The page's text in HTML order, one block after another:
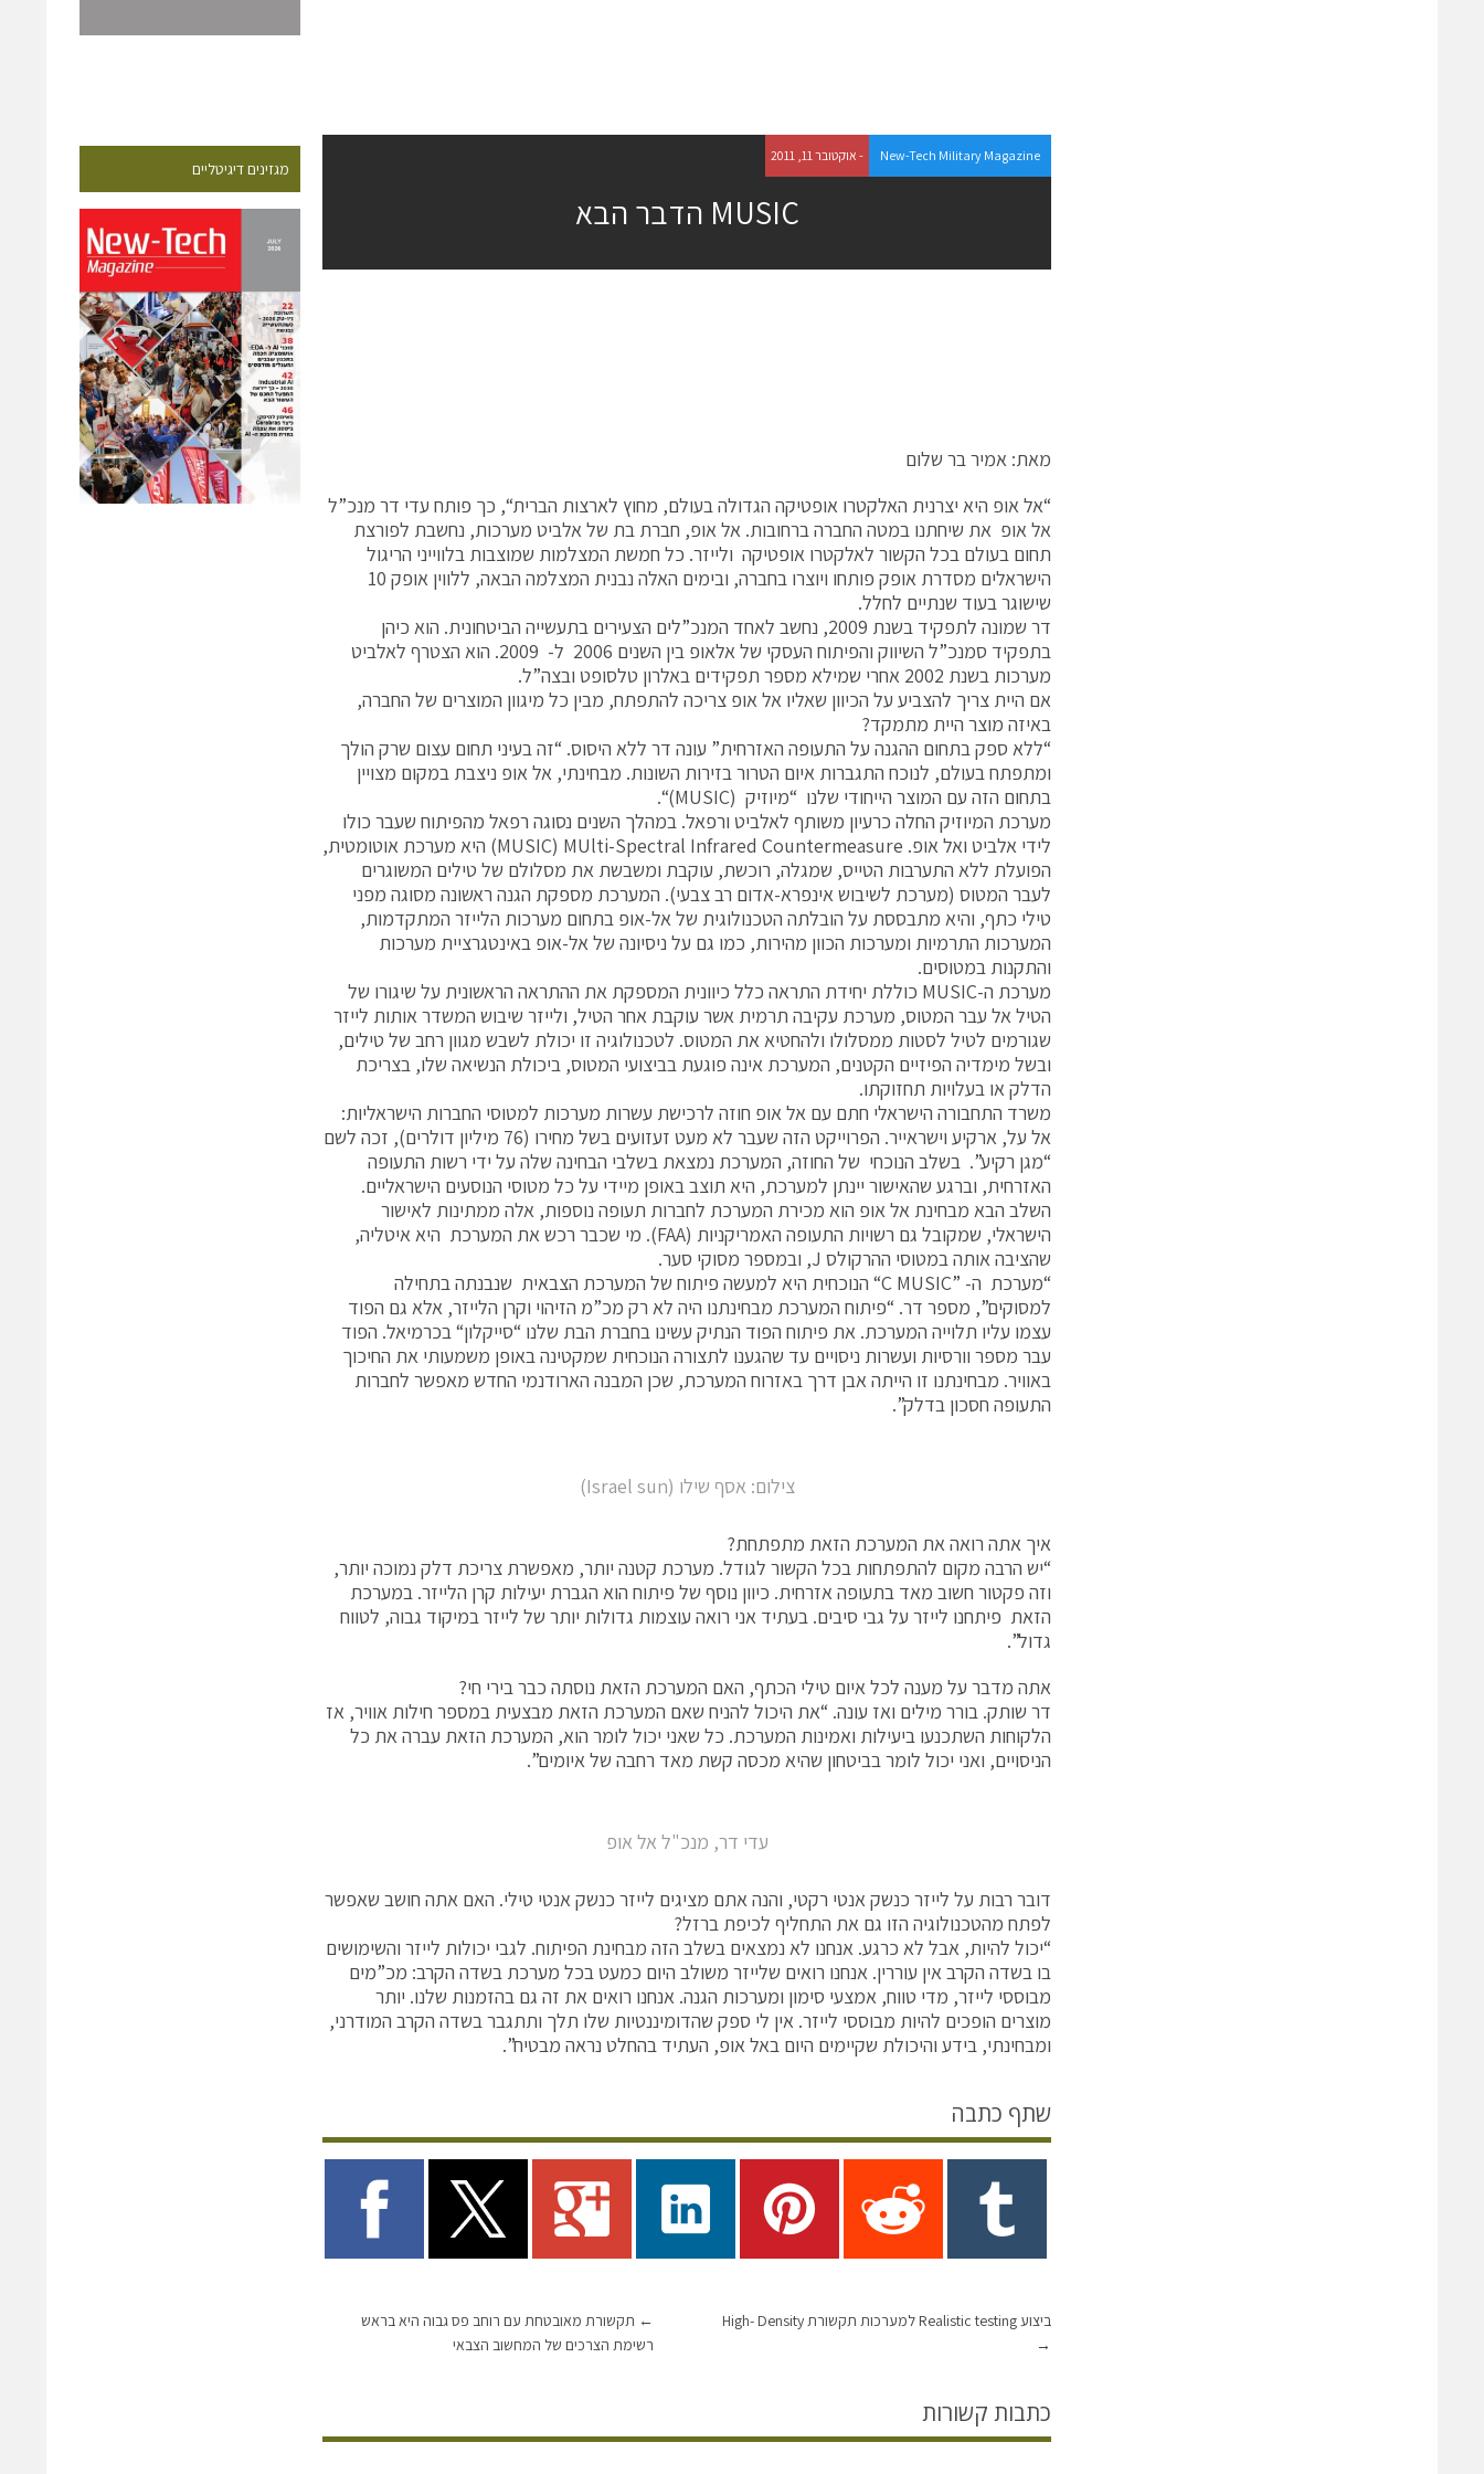
מגזינים דיגיטליים
New-Tech Military Magazine - אוקטובר 11, 2011
MUSIC הדבר הבא
מאת: אמיר בר שלום
“אל אופ היא יצרנית האלקטרו אופטיקה הגדולה בעולם, מחוץ לארצות הברית“, כך פותח עדי דר מנכ”ל
אל אופ את שיחתנו במטה החברה ברחובות. אל אופ, חברת בת של אלביט מערכות, נחשבת לפורצת
תחום בעולם בכל הקשור לאלקטרו אופטיקה ולייזר. כל חמשת המצלמות שמוצבות בלווייני הריגול
הישראלים מסדרת אופק פותחו ויוצרו בחברה, ובימים האלה נבנית המצלמה הבאה, ללווין אופק 10
שישוגר בעוד שנתיים לחלל.
דר שמונה לתפקיד בשנת 2009, נחשב לאחד המנכ”לים הצעירים בתעשייה הביטחונית. הוא כיהן
בתפקיד סמנכ”ל השיווק והפיתוח העסקי של אלאופ בין השנים 2006 ל- 2009. הוא הצטרף לאלביט
מערכות בשנת 2002 אחרי שמילא מספר תפקידים באלרון טלסופט ובצה”ל.
אם היית צריך להצביע על הכיוון שאליו אל אופ צריכה להתפתח, מבין כל מיגוון המוצרים של החברה,
באיזה מוצר היית מתמקד?
“ללא ספק בתחום ההגנה על התעופה האזרחית” עונה דר ללא היסוס. “זה בעיני תחום עצום שרק הולך
ומתפתח בעולם, לנוכח התגברות איום הטרור בזירות השונות. מבחינתי, אל אופ ניצבת במקום מצויין
בתחום הזה עם המוצר הייחודי שלנו “מיוזיק (MUSIC)“.
מערכת המיוזיק החלה כרעיון משותף לאלביט ורפאל. במהלך השנים נסוגה רפאל מהפיתוח שעבר כולו
לידי אלביט ואל אופ. MUSIC) MUlti-Spectral Infrared Countermeasure) היא מערכת אוטומטית,
הפועלת ללא התערבות הטייס, שמגלה, רוכשת, עוקבת ומשבשת את מסלולם של טילים המשוגרים
לעבר המטוס (מערכת לשיבוש אינפרא-אדום רב צבעי). המערכת מספקת הגנה ראשונה מסוגה מפני
טילי כתף, והיא מתבססת על הובלתה הטכנולוגית של אל-אופ בתחום מערכות הלייזר המתקדמות,
המערכות התרמיות ומערכות הכוון מהירות, כמו גם על ניסיונה של אל-אופ באינטגרציית מערכות
והתקנות במטוסים.
מערכת ה-MUSIC כוללת יחידת התראה כלל כיוונית המספקת את ההתראה הראשונית על שיגורו של
הטיל אל עבר המטוס, מערכת עקיבה תרמית אשר עוקבת אחר הטיל, ולייזר שיבוש המשדר אותות לייזר
שגורמים לטיל לסטות ממסלולו ולהחטיא את המטוס. לטכנולוגיה זו יכולת לשבש מגוון רחב של טילים,
ובשל מימדיה הפיזיים הקטנים, המערכת אינה פוגעת בביצועי המטוס, ביכולת הנשיאה שלו, בצריכת
הדלק או בעלויות תחזוקתו.
משרד התחבורה הישראלי חתם עם אל אופ חוזה לרכישת עשרות מערכות למטוסי החברות הישראליות:
אל על, ארקיע וישראייר. הפרוייקט הזה שעבר לא מעט זעזועים בשל מחירו (76 מיליון דולרים), זכה לשם
“מגן רקיע”. בשלב הנוכחי של החוזה, המערכת נמצאת בשלבי הבחינה שלה על ידי רשות התעופה
האזרחית, וברגע שהאישור יינתן למערכת, היא תוצב באופן מיידי על כל מטוסי הנוסעים הישראליים.
השלב הבא מבחינת אל אופ הוא מכירת המערכת לחברות תעופה נוספות, אלה ממתינות לאישור
הישראלי, שמקובל גם רשויות התעופה האמריקניות (FAA). מי שכבר רכש את המערכת היא איטליה,
שהציבה אותה במטוסי ההרקולס J, ובמספר מסוקי סער.
“מערכת ה- ”C MUSIC“ הנוכחית היא למעשה פיתוח של המערכת הצבאית שנבנתה בתחילה
למסוקים”, מספר דר. “פיתוח המערכת מבחינתנו היה לא רק מכ”מ הזיהוי וקרן הלייזר, אלא גם הפוד
עצמו עליו תלוייה המערכת. את פיתוח הפוד הנתיק עשינו בחברת הבת שלנו “סייקלון“ בכרמיאל. הפוד
עבר מספר וורסיות ועשרות ניסויים עד שהגענו לתצורה הנוכחית שמקטינה באופן משמעותי את החיכוך
באוויר. מבחינתנו זו הייתה אבן דרך באזרוח המערכת, שכן המבנה הארודנמי החדש מאפשר לחברות
התעופה חסכון בדלק”.
צילום: אסף שילו (Israel sun)
איך אתה רואה את המערכת הזאת מתפתחת?
“יש הרבה מקום להתפתחות בכל הקשור לגודל. מערכת קטנה יותר, מאפשרת צריכת דלק נמוכה יותר,
וזה פקטור חשוב מאד בתעופה אזרחית. כיוון נוסף של פיתוח הוא הגברת יעילות קרן הלייזר. במערכת
הזאת פיתחנו לייזר על גבי סיבים. בעתיד אני רואה עוצמות גדולות יותר של לייזר במיקוד גבוה, לטווח
גדול”.
אתה מדבר על מענה לכל איום טילי הכתף, האם המערכת הזאת נוסתה כבר בירי חי?
דר שותק. בורר מילים ואז עונה. “את היכול להניח שאם המערכת הזאת מבצעית במספר חילות אוויר, אז
הלקוחות השתכנעו ביעילות ואמינות המערכת. כל שאני יכול לומר הוא, המערכת הזאת עברה את כל
הניסויים, ואני יכול לומר בביטחון שהיא מכסה קשת מאד רחבה של איומים”.
עדי דר, מנכ"ל אל אופ
דובר רבות על לייזר כנשק אנטי רקטי, והנה אתם מציגים לייזר כנשק אנטי טילי. האם אתה חושב שאפשר
לפתח מהטכנולוגיה הזו גם את התחליף לכיפת ברזל?
“יכול להיות, אבל לא כרגע. אנחנו לא נמצאים בשלב הזה מבחינת הפיתוח. לגבי יכולות לייזר והשימושים
בו בשדה הקרב אין עוררין. אנחנו רואים שלייזר משולב היום כמעט בכל מערכת בשדה הקרב: מכ”מים
מבוססי לייזר, מדי טווח, אמצעי סימון ומערכות הגנה. אנחנו רואים את זה גם בהזמנות שלנו. יותר
מוצרים הופכים להיות מבוססי לייזר. אין לי ספק שהדומיננטיות שלו תלך ותתגבר בשדה הקרב המודרני,
ומבחינתי, בידע והיכולת שקיימים היום באל אופ, העתיד בהחלט נראה מבטיח”.
שתף כתבה
← תקשורת מאובטחת עם רוחב פס גבוה היא בראש
רשימת הצרכים של המחשוב הצבאי
ביצוע Realistic testing למערכות תקשורת High- Density
→
כתבות קשורות